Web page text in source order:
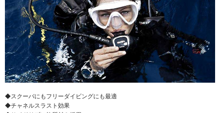
◆スクーバにもフリーダイビングにも最適
◆チャネルスラスト効果